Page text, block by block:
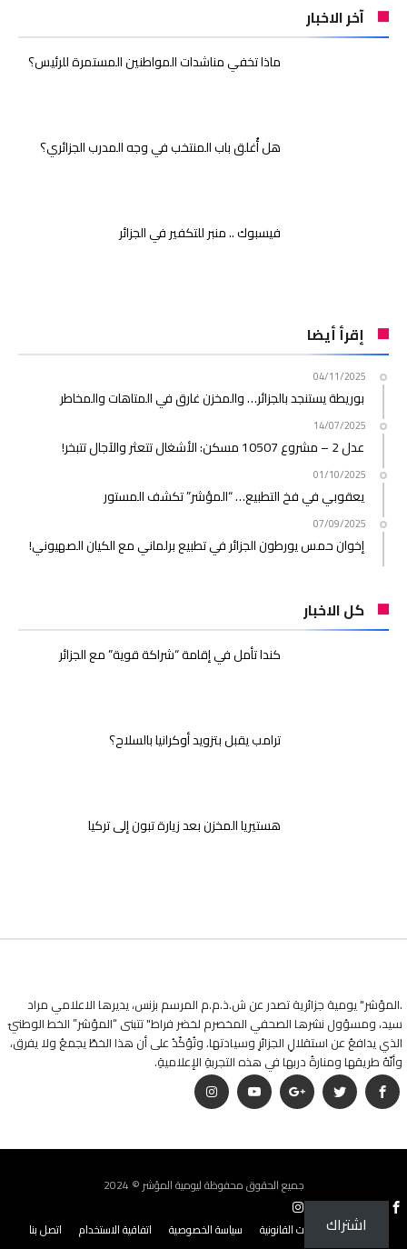
آخر الاخبار
ماذا تخفي مناشدات المواطنين المستمرة للرئيس؟
هل أُغلق باب المنتخب في وجه المدرب الجزائري؟
فيسبوك .. منبر للتكفير في الجزائر
إقرأ أيضا
04/11/2025
بوريطة يستنجد بالجزائر… والمخزن غارق في المتاهات والمخاطر
14/07/2025
عدل 2 – مشروع 10507 مسكن: الأشغال تتعثر والآجال تتبخر!
01/10/2025
يعقوبي في فخ التطبيع… “المؤشر” تكشف المستور
07/09/2025
إخوان حمس يورطون الجزائر في تطبيع برلماني مع الكيان الصهيوني!
كل الاخبار
كندا تأمل في إقامة “شراكة قوية” مع الجزائر
ترامب يقبل بتزويد أوكرانيا بالسلاح؟
هستيريا المخزن بعد زيارة تبون إلى تركيا
.المؤشر" يومية جزائرية تصدر عن ش.ذ.م.م المرسم بزنس، يديرها الاعلامي مراد
سيد، ومسؤول نشرها الصحفي المخصرم لخضر فراط" تتبنى “المؤشر” الخط الوطنيّ
الذي يدافعُ عن استقلالِ الجزائرِ وسيادتها. وتُؤكّدُ على أن هذا الخطّ يجمعُ ولا يفرق،
وأنّهُ طريقها ومنارةُ دربها في هذه التجربةِ الإعلاميةِ.
جميع الحقوق محفوظة ليومية المؤشر © 2024
من نحن؟ البيانات القانونية سياسة الخصوصية اتفاقية الاستخدام اتصل بنا اشتراك